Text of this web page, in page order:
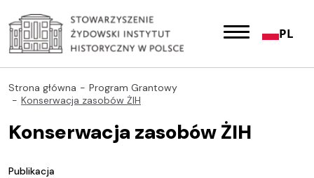
PL
Strona główna
Program Grantowy
Konserwacja zasobów ŻIH
Konserwacja zasobów ŻIH
Publikacja